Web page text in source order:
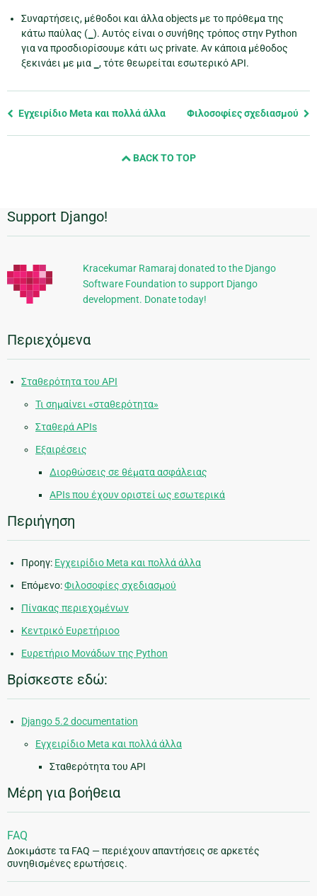
Συναρτήσεις, μέθοδοι και άλλα objects με το πρόθεμα της
κάτω παύλας ( ). Αυτός είναι ο συνήθης τρόπος στην Python
για να προσδιορίσουμε κάτι ως private. Αν κάποια μέθοδος
ξεκινάει με μια
, τότε θεωρείται εσωτερικό API.
Previous
Εγχειρίδιο Meta και πολλά άλλα Φιλοσοφίες σχεδιασμού
BACK TO TOP
Πρόσθετες
πληροφορίες
Support Django!
Kracekumar Ramaraj donated to the Django
Software Foundation to support Django
development. Donate today!
Περιεχόμενα
Σταθερότητα του API
Τι σημαίνει «σταθερότητα»
Σταθερά APIs
Εξαιρέσεις
Διορθώσεις σε θέματα ασφάλειας
APIs που έχουν οριστεί ως εσωτερικά
Περιήγηση
Προηγ: Εγχειρίδιο Meta και πολλά άλλα
Επόμενο:Φιλοσοφίες σχεδιασμού
Πίνακας περιεχομένων
Κεντρικό Ευρετήριοο
Ευρετήριο Μονάδων της Python
Βρίσκεστε εδώ:
Django 5.2 documentation
Εγχειρίδιο Meta και πολλά άλλα
Σταθερότητα του API
Μέρη για βοήθεια
FAQ
Δοκιμάστε τα FAQ — περιέχουν απαντήσεις σε αρκετές
συνηθισμένες ερωτήσεις.